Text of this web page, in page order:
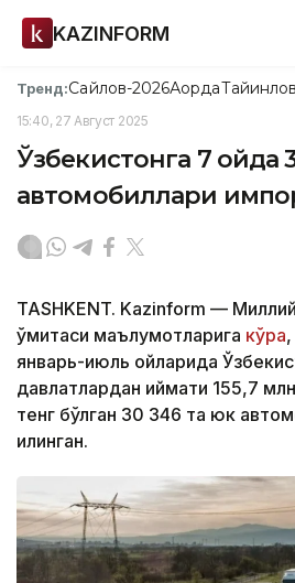
KAZINFORM
Тренд:Сайлов-2026Ақорда
15:40, 27 Август 2025
Ўзбекистонга 7 ойда
автомобиллари
TASHKENT. Kazinform —
қўмитаси маълумотларига кўра
январь-июль ойларида
давлатлардан қиймати 155,7
тенг бўлган 30 346 та юк
қилинган.